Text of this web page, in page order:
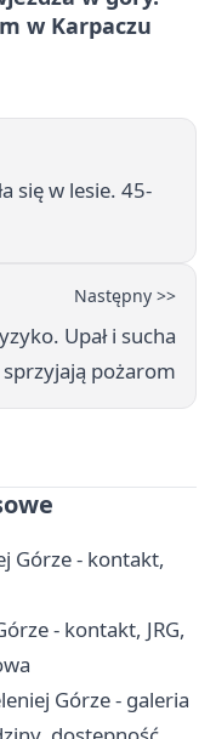
w Karpaczu
się w lesie. 45-
Następny >>
Upał i sucha
pożarom
Górze - kontakt,
- kontakt, JRG,
Górze - galeria